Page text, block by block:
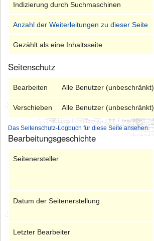
Indizierung durch Suchmaschinen
Anzahl der Weiterleitungen zu dieser Seite
Gezählt als eine Inhaltsseite
Seitenschutz
Bearbeiten Alle Benutzer (unbeschränkt)
Verschieben Alle Benutzer (unbeschränkt)
Das Seitenschutz-Logbuch für diese Seite ansehen.
Bearbeitungsgeschichte
Seitenersteller
Datum der Seitenerstellung
Letzter Bearbeiter